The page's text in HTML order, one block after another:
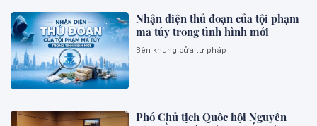
Nhận diện thủ đoạn của tội phạm
ma túy trong tình hình mới
Bên khung cửa tư pháp
Phó Chủ tịch Quốc hội Nguyễn